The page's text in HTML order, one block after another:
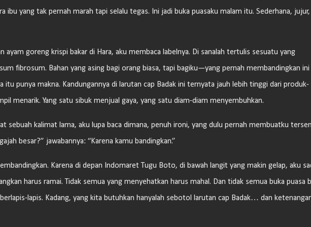
ibu yang tak pernah marah tapi selalu tegas. Ini jadi buka puasaku malam itu. Sederhana, jujur,
ayam goreng krispi bakar di Hara, aku membaca labelnya. Di sanalah tertulis sesuatu yang
fibrosum. Bahan yang asing bagi orang biasa, tapi bagiku—yang pernah membandingkan ini
itu punya makna. Kandungannya di larutan cap Badak ini ternyata jauh lebih tinggi dari produk-
menarik. Yang satu sibuk menjual gaya, yang satu diam-diam menyembuhkan.
sebuah kalimat lama, aku lupa baca dimana, penuh ironi, yang dulu pernah membuatku
besar?” jawabannya: “Karena kamu bandingkan.”
Karena di depan Indomaret Tugu Boto, di bawah langit yang makin gelap, aku
harus ramai. Tidak semua yang menyehatkan harus mahal. Dan tidak semua buka puasa
lapis. Kadang, yang kita butuhkan hanyalah sebotol larutan cap Badak… dan